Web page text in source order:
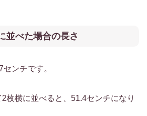
並べた場合の長さ
ンチです。
枚横に並べると、51.4センチになり